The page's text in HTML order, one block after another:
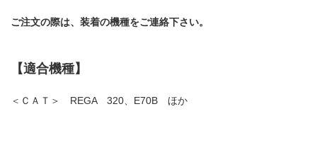
ご注文の際は、装着の機種をご連絡下さい。
【適合機種】
＜ＣＡＴ＞ REGA 320、E70B ほか